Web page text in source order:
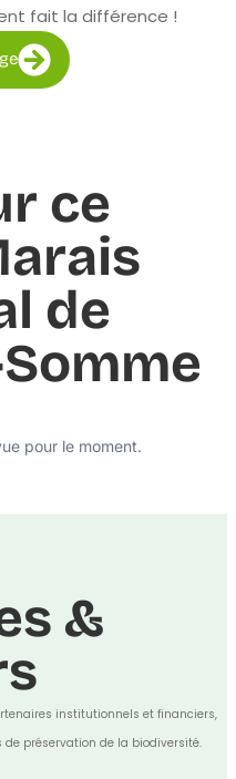
fait la différence !
ce
de
pour le moment.
&
institutionnels et financiers,
préservation de la biodiversité.